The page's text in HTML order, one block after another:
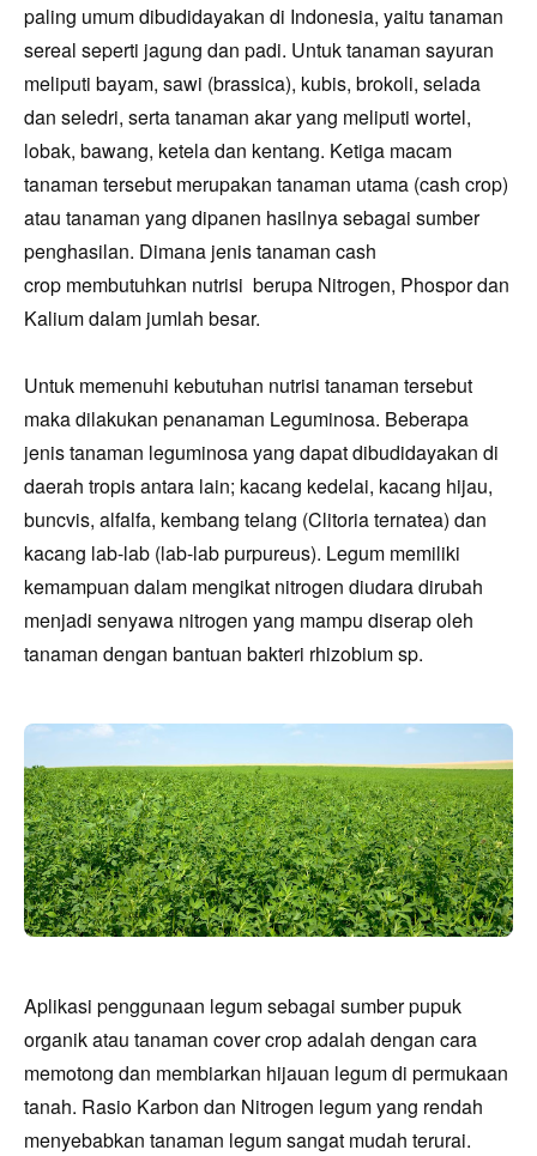
paling umum dibudidayakan di Indonesia, yaitu tanaman
sereal seperti jagung dan padi. Untuk tanaman sayuran
meliputi bayam, sawi (brassica), kubis, brokoli, selada
dan seledri, serta tanaman akar yang meliputi wortel,
lobak, bawang, ketela dan kentang. Ketiga macam
tanaman tersebut merupakan tanaman utama (cash crop)
atau tanaman yang dipanen hasilnya sebagai sumber
penghasilan. Dimana jenis tanaman cash
crop membutuhkan nutrisi berupa Nitrogen, Phospor dan
Kalium dalam jumlah besar.
Untuk memenuhi kebutuhan nutrisi tanaman tersebut
maka dilakukan penanaman Leguminosa. Beberapa
jenis tanaman leguminosa yang dapat dibudidayakan di
daerah tropis antara lain; kacang kedelai, kacang hijau,
buncvis, alfalfa, kembang telang (Clitoria ternatea) dan
kacang lab-lab (lab-lab purpureus). Legum memiliki
kemampuan dalam mengikat nitrogen diudara dirubah
menjadi senyawa nitrogen yang mampu diserap oleh
tanaman dengan bantuan bakteri rhizobium sp.
Aplikasi penggunaan legum sebagai sumber pupuk
organik atau tanaman cover crop adalah dengan cara
memotong dan membiarkan hijauan legum di permukaan
tanah. Rasio Karbon dan Nitrogen legum yang rendah
menyebabkan tanaman legum sangat mudah terurai.